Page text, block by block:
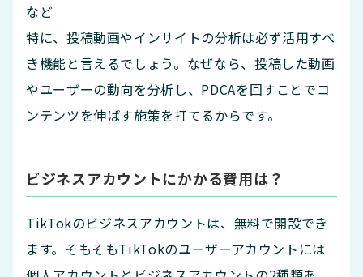
など
特に、投稿動画やインサイトの分析は必ず活用すべ
き機能と言えるでしょう。なぜなら、投稿した動画
やユーザーの動向を分析し、PDCAを回すことでコ
ンテンツを伸ばす施策を打てるからです。
ビジネスアカウントにかかる費用は？
TikTokのビジネスアカウントは、無料で開設でき
ます。そもそもTikTokのユーザーアカウントには